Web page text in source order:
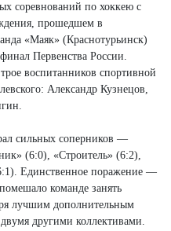
соревнований по хоккею с
прошедшем в
«Маяк» (Краснотурьинск)
Первенства России.
воспитанников спортивной
Александр Кузнецов,
сильных соперников —
(6:0), «Строитель» (6:2),
Единственное поражение —
команде занять
лучшим дополнительным
другими коллективами.